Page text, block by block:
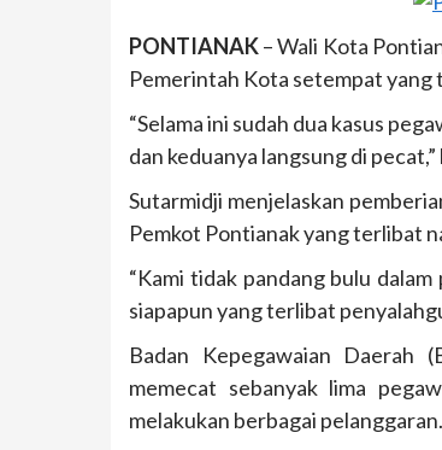
PONTIANAK– Wali Kota
Pemerintah Kota setempat yang
“Selama ini sudah dua kasus
dan keduanya langsung di
Sutarmidji menjelaskan
Pemkot Pontianak yang terlibat
“Kami tidak pandang bulu
siapapun yang terlibat
Badan Kepegawaian Daerah
memecat sebanyak lima
melakukan berbagai pelanggaran.